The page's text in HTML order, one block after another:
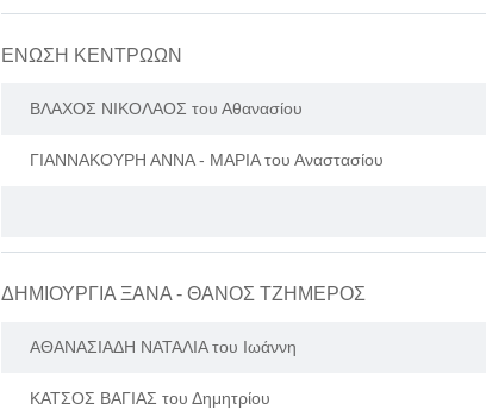
ΕΝΩΣΗ ΚΕΝΤΡΩΩΝ
ΒΛΑΧΟΣ ΝΙΚΟΛΑΟΣ του Αθανασίου
ΓΙΑΝΝΑΚΟΥΡΗ ΑΝΝΑ - ΜΑΡΙΑ του Αναστασίου
ΔΗΜΙΟΥΡΓΙΑ ΞΑΝΑ - ΘΑΝΟΣ ΤΖΗΜΕΡΟΣ
ΑΘΑΝΑΣΙΑΔΗ ΝΑΤΑΛΙΑ του Ιωάννη
ΚΑΤΣΟΣ ΒΑΓΙΑΣ του Δημητρίου